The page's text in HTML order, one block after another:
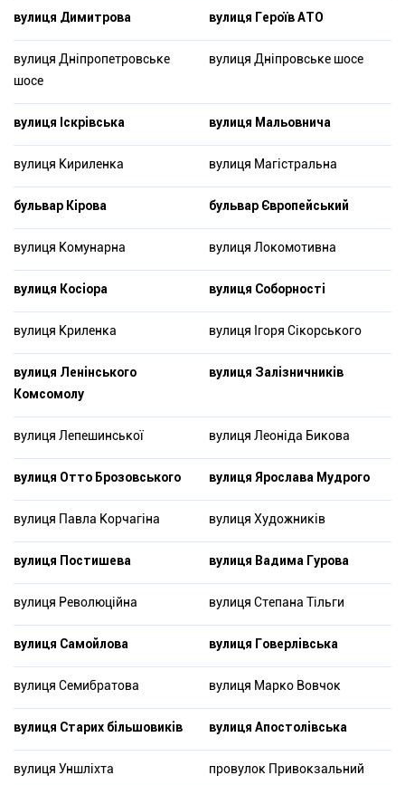
вулиця Димитрова вулиця Героїв АТО
вулиця Дніпропетровське
шосе
вулиця Дніпровське шосе
вулиця Іскрівська вулиця Мальовнича
вулиця Кириленка вулиця Магістральна
бульвар Кірова бульвар Європейський
вулиця Комунарна вулиця Локомотивна
вулиця Косіора вулиця Соборності
вулиця Криленка вулиця Ігоря Сікорського
вулиця Ленінського
Комсомолу
вулиця Залізничників
вулиця Лепешинської вулиця Леоніда Бикова
вулиця Отто Брозовського вулиця Ярослава Муд­рого
вулиця Павла Корчагіна вулиця Художників
вулиця Постишева вулиця Вадима Гурова
вулиця Революційна вулиця Степана Тільги
вулиця Самойлова вулиця Говерлівська
вулиця Семибратова вулиця Марко Вовчок
вулиця Старих більшовиків вулиця Апостолівська
вулиця Уншліхта провулок Привокзальний